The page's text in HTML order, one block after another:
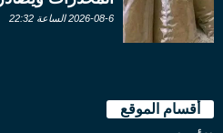
2026-08-6 الساعة 22:32
أقسام الموقع